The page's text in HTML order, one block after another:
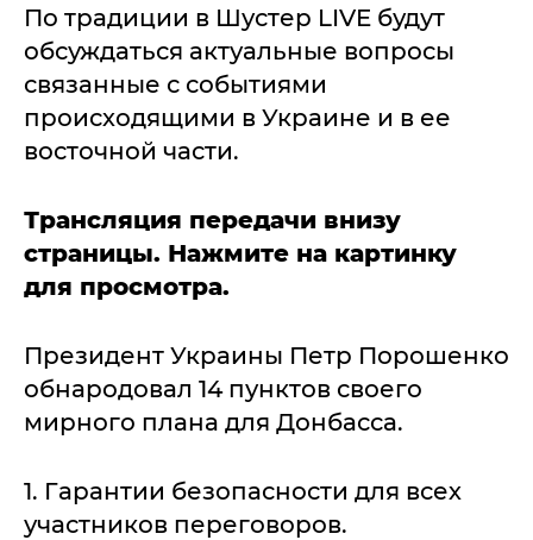
По традиции в Шустер LIVE будут
обсуждаться актуальные вопросы
связанные с событиями
происходящими в Украине и в ее
восточной части.
Трансляция передачи внизу
страницы. Нажмите на картинку
для просмотра.
Президент Украины Петр Порошенко
обнародовал 14 пунктов своего
мирного плана для Донбасса.
1. Гарантии безопасности для всех
участников переговоров.